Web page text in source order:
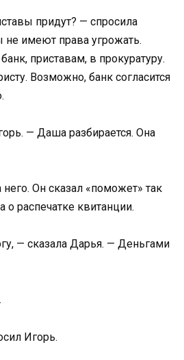
придут? — спросила
имеют права угрожать.
приставам, в прокуратуру.
Возможно, банк согласится
— Даша разбирается. Она
Он сказал «поможет» так
о распечатке квитанции.
— сказала Дарья. — Деньгами
Игорь.